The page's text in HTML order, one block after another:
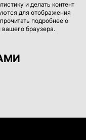
и делать контент
для отображения
подробнее о
вашего браузера.